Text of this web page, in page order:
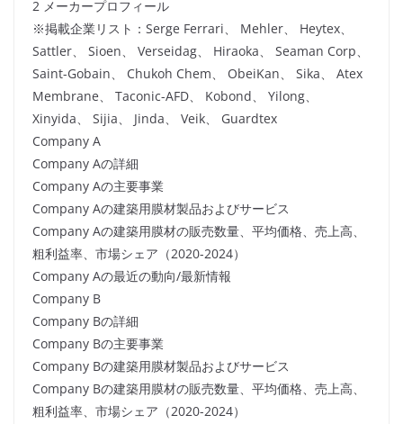
2 メーカープロフィール
※掲載企業リスト：Serge Ferrari、 Mehler、 Heytex、
Sattler、 Sioen、 Verseidag、 Hiraoka、 Seaman Corp、
Saint-Gobain、 Chukoh Chem、 ObeiKan、 Sika、 Atex
Membrane、 Taconic-AFD、 Kobond、 Yilong、
Xinyida、 Sijia、 Jinda、 Veik、 Guardtex
Company A
Company Aの詳細
Company Aの主要事業
Company Aの建築用膜材製品およびサービス
Company Aの建築用膜材の販売数量、平均価格、売上高、
粗利益率、市場シェア（2020-2024）
Company Aの最近の動向/最新情報
Company B
Company Bの詳細
Company Bの主要事業
Company Bの建築用膜材製品およびサービス
Company Bの建築用膜材の販売数量、平均価格、売上高、
粗利益率、市場シェア（2020-2024）